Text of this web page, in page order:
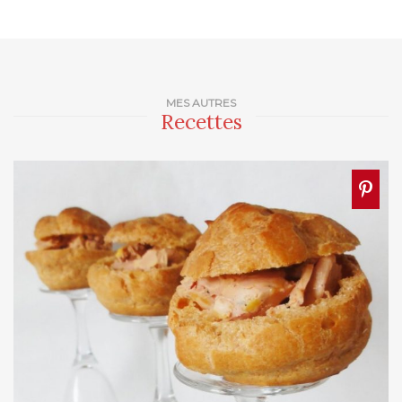
MES AUTRES
Recettes